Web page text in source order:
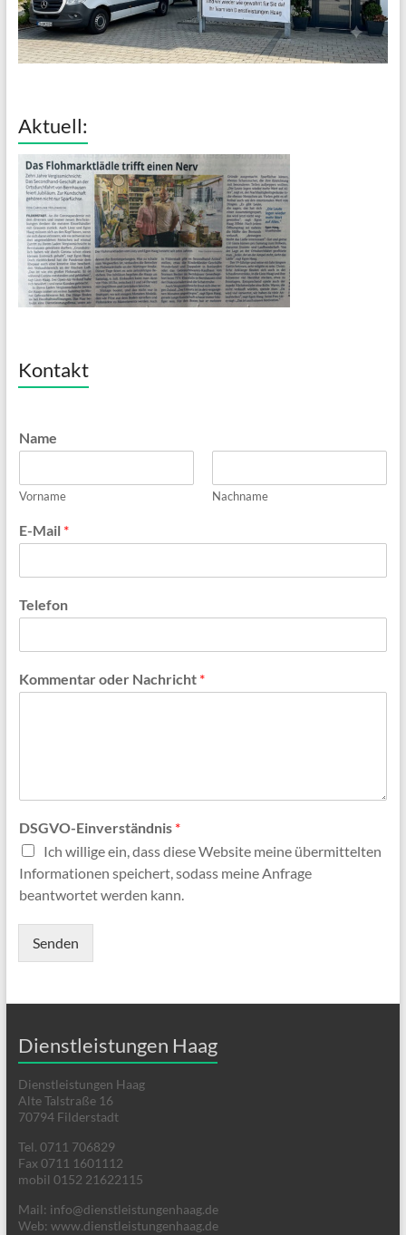
Aktuell:
Kontakt
Name
Vorname Nachname
E-Mail *
Telefon
Kommentar oder Nachricht *
DSGVO-Einverständnis *
Ich willige ein, dass diese Website meine übermittelten
Informationen speichert, sodass meine Anfrage
beantwortet werden kann.
Senden
Dienstleistungen Haag
Dienstleistungen Haag
Alte Talstraße 16
70794 Filderstadt
Tel. 0711 706829
Fax 0711 1601112
mobil 0152 21622115
Mail: info@dienstleistungenhaag.de
Web: www.dienstleistungenhaag.de